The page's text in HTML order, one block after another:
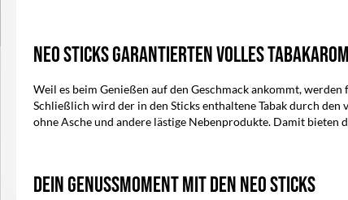
neo Sticks garantierten volles
Weil es beim Genießen auf den Geschmack ankommt,
Schließlich wird der in den Sticks enthaltene Tabak durch den
ohne Asche und andere lästige Nebenprodukte. Damit bieten
Dein Genussmoment mit den neo Sticks